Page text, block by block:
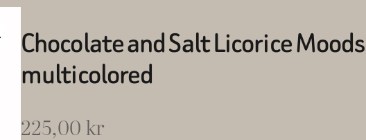
Chocolate and Salt Licorice
multicolored
225,00kr